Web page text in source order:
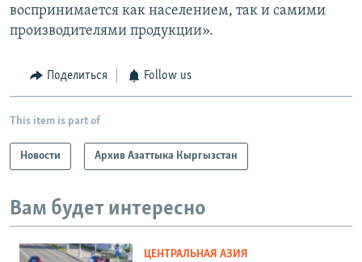
воспринимается как населением, так и самими
производителями продукции».
Поделиться Follow us
This item is part of
Новости Архив Азаттыка Кыргызстан
Вам будет интересно
ЦЕНТРАЛЬНАЯ АЗИЯ